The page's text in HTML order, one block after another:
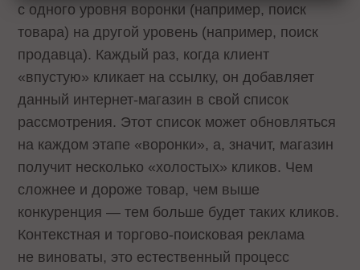
с одного уровня воронки (например, поиск
товара) на другой уровень (например, поиск
продавца). Каждый раз, когда клиент
«впустую» кликает на ссылку, он добавляет
данный интернет-магазин в свой список
рассмотрения. Этот список может обновляться
на каждом этапе «воронки», а, значит, магазин
получит несколько «холостых» кликов. Чем
сложнее и дороже товар, чем выше
конкуренция — тем больше будет таких кликов.
Контекстная и торгово-поисковая реклама
не виноваты, это естественный процесс